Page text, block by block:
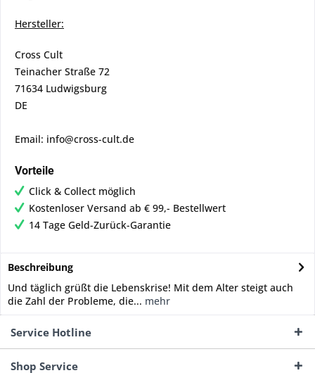
Hersteller:
Cross Cult
Teinacher Straße 72
71634 Ludwigsburg
DE
Email: info@cross-cult.de
Vorteile
Click & Collect möglich
Kostenloser Versand ab € 99,- Bestellwert
14 Tage Geld-Zurück-Garantie
Beschreibung
Und täglich grüßt die Lebenskrise! Mit dem Alter steigt auch
die Zahl der Probleme, die... mehr
Service Hotline
Shop Service